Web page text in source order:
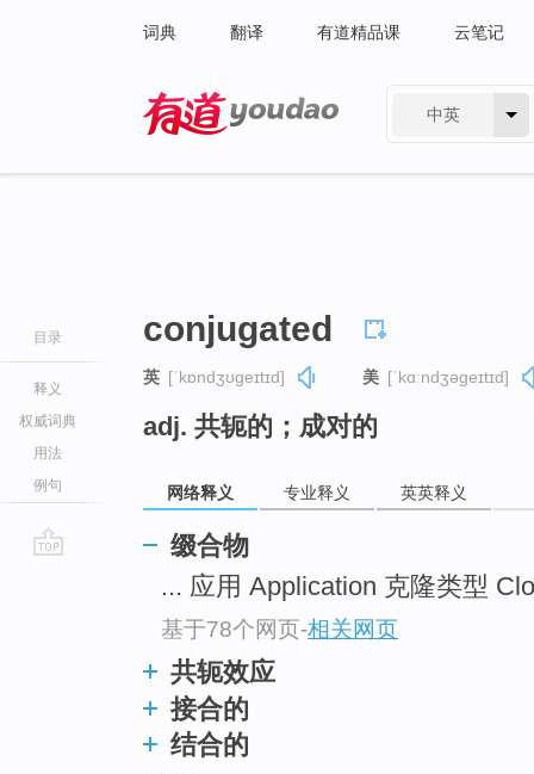
词典 翻译 有道精品课 云笔记
中英
目录
释义
权威词典
用法
例句
conjugated
英 [ˈkɒndʒʊɡeɪtɪd] 美 [ˈkɑːndʒəɡeɪtɪd]
adj. 共轭的；成对的
网络释义 专业释义 英英释义
缀合物
... 应用 Application 克隆类型
基于78个网页-相关网页
共轭效应
接合的
结合的